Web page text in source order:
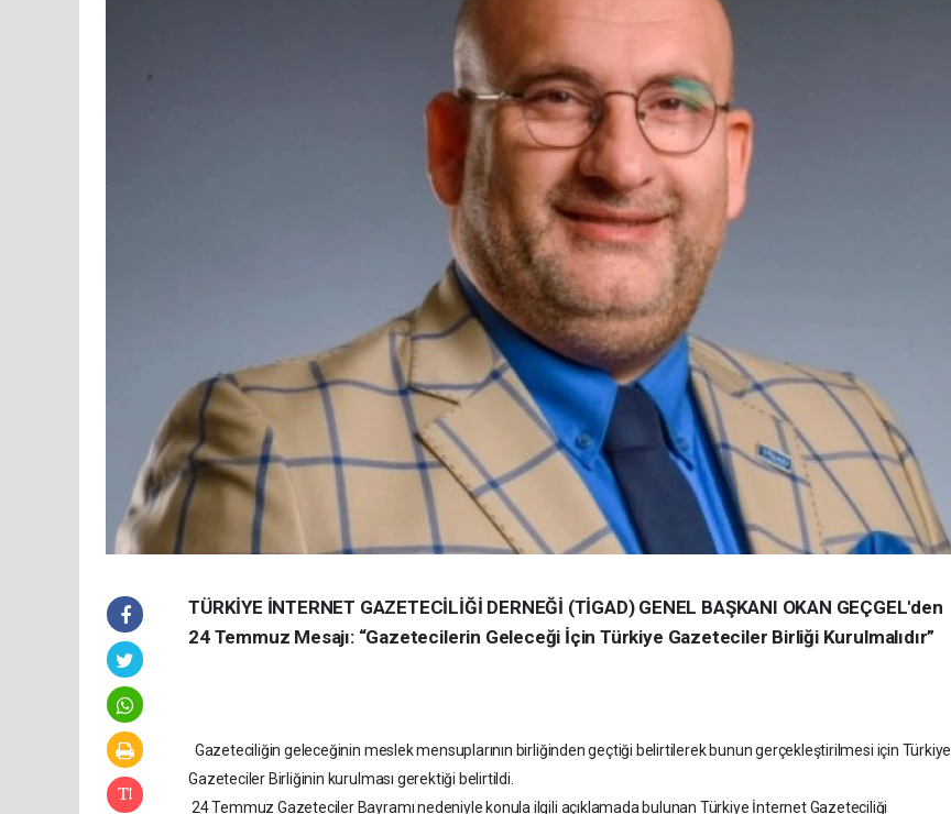
TÜRKİYE İNTERNET GAZETECİLİĞİ DERNEĞİ (TİGAD) GENEL BAŞKANI OKAN GEÇGEL'den
24 Temmuz Mesajı: “Gazetecilerin Geleceği İçin Türkiye Gazeteciler Birliği Kurulmalıdır”
Gazeteciliğin geleceğinin meslek mensuplarının birliğinden geçtiği belirtilerek bunun gerçekleştirilmesi için Türkiye
Gazeteciler Birliğinin kurulması gerektiği belirtildi.
24 Temmuz Gazeteciler Bayramı nedeniyle konula ilgili açıklamada bulunan Türkiye İnternet Gazeteciliği